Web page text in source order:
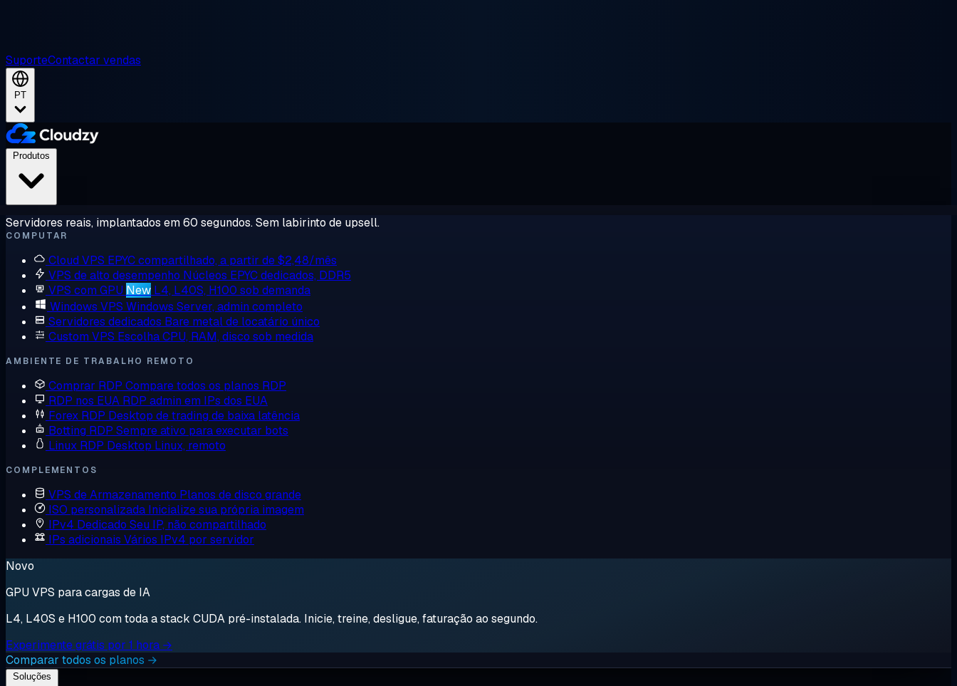
SuporteContactar vendas
PT
Servidores reais, implantados em 60 segundos. Sem labirinto de upsell.
COMPUTAR
Cloud VPS EPYC compartilhado, a partir de $2,48/mês
VPS de alto desempenho Núcleos EPYC dedicados, DDR5
VPS com GPU New L4, L40S, H100 sob demanda
Windows VPS Windows Server, admin completo
Servidores dedicados Bare metal de locatário único
Custom VPS Escolha CPU, RAM, disco sob medida
AMBIENTE DE TRABALHO REMOTO
Comprar RDP Compare todos os planos RDP
RDP nos EUA RDP admin em IPs dos EUA
Forex RDP Desktop de trading de baixa latência
Botting RDP Sempre ativo para executar bots
Linux RDP Desktop Linux, remoto
COMPLEMENTOS
VPS de Armazenamento Planos de disco grande
ISO personalizada Inicialize sua própria imagem
IPv4 Dedicado Seu IP, não compartilhado
IPs adicionais Vários IPv4 por servidor
Novo
GPU VPS para cargas de IA
L4, L40S e H100 com toda a stack CUDA pré-instalada. Inicie, treine, desligue, faturação ao segundo.
Experimente grátis por 1 hora →
Comparar todos os planos →